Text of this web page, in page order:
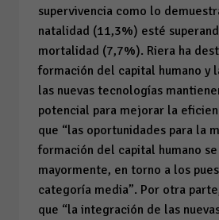
supervivencia como lo
natalidad (11,3%) esté
mortalidad (7,7%). Riera ha
formación del capital humano y
las nuevas tecnologías
potencial para mejorar la
que “las oportunidades para la
formación del capital humano
mayormente, en torno a los
categoría media”. Por otra
que “la integración de las